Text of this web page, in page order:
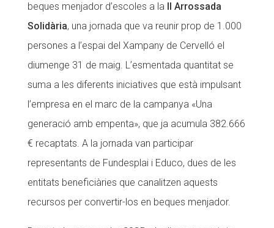
beques menjador d’escoles a la II Arrossada
Solidària, una jornada que va reunir prop de 1.000
persones a l’espai del Xampany de Cervelló el
diumenge 31 de maig. L’esmentada quantitat se
suma a les diferents iniciatives que està impulsant
l’empresa en el marc de la campanya «Una
generació amb empenta», que ja acumula 382.666
€ recaptats. A la jornada van participar
representants de Fundesplai i Educo, dues de les
entitats beneficiàries que canalitzen aquests
recursos per convertir-los en beques menjador.
L'equip
Els comptes clars
Memòria d'activitats
Proposta educativa
ACTUALITAT
Notícies
Butlletins